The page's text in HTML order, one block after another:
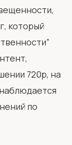
который
720p, на
по